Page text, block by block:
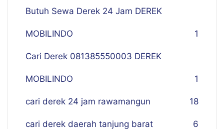
Butuh Sewa Derek 24 Jam DEREK
MOBILINDO 1
Cari Derek 081385550003 DEREK
MOBILINDO 1
cari derek 24 jam rawamangun 18
cari derek daerah tanjung barat 6